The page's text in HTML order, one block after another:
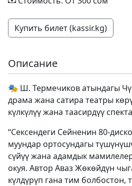
Купить билет (kassir.kg)
Описание
🎭 Ш. Термечиков атындагы
драма жана сатира театры
күлкүлүү жана таасирдүү
“Сексендеги Сейненин 80-
муундар ортосундагы
сүйүү жана адамдык
окуя. Автор Аваз Жөкөйдүн
күлдүрүп гана тим болбостон,